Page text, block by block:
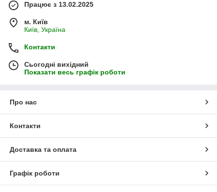
Працює з 13.02.2025
м. Київ
Київ, Україна
Контакти
Сьогодні вихідний
Показати весь графік роботи
Про нас
Контакти
Доставка та оплата
Графік роботи